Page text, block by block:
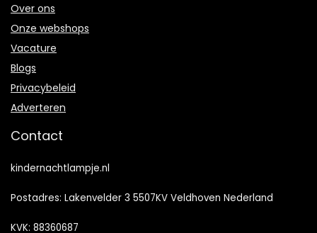
Over ons
Onze webshops
Vacature
Blogs
Privacybeleid
Adverteren
Contact
kindernachtlampje.nl
Postadres: Lakenvelder 3 5507KV Veldhoven Nederland
KVK: 88360687